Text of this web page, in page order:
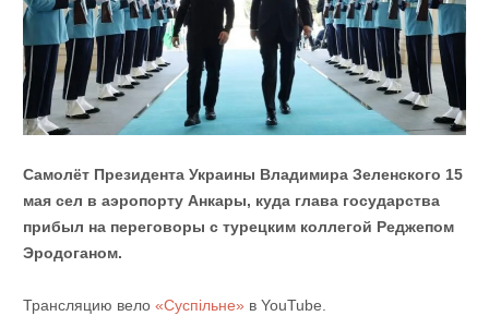
Самолёт Президента Украины Владимира Зеленского 15
мая сел в аэропорту Анкары, куда глава государства
прибыл на переговоры с турецким коллегой Реджепом
Эродоганом.
Трансляцию вело «Суспільне»в YouTube.